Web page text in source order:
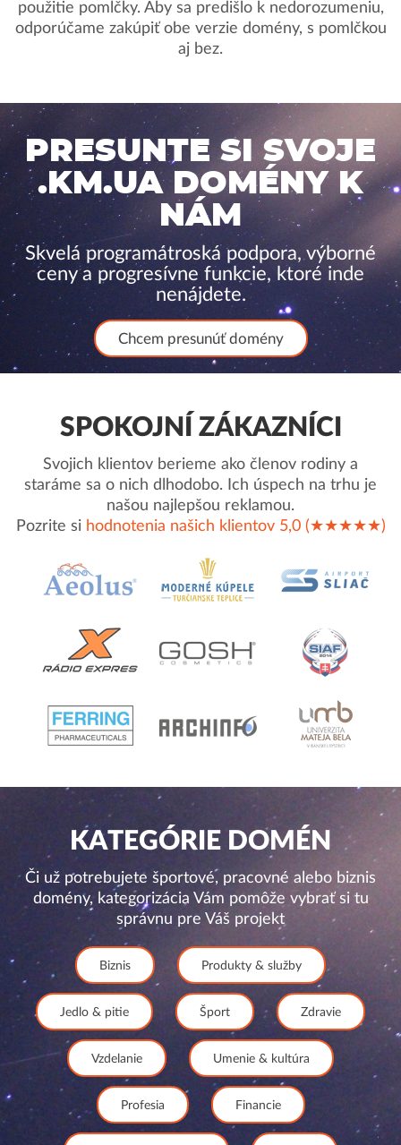
použitie pomlčky. Aby sa predišlo k nedorozumeniu,
odporúčame zakúpiť obe verzie domény, s pomlčkou
aj bez.
PRESUNTE SI SVOJE
.KM.UA DOMÉNY K
NÁM
Skvelá programátroská podpora, výborné
ceny a progresívne funkcie, ktoré inde
nenájdete.
Chcem presunúť domény
SPOKOJNÍ ZÁKAZNÍCI
Svojich klientov berieme ako členov rodiny a
staráme sa o nich dlhodobo. Ich úspech na trhu je
našou najlepšou reklamou.
Pozrite si hodnotenia našich klientov 5,0 (★★★★★)
KATEGÓRIE DOMÉN
Či už potrebujete športové, pracovné alebo biznis
domény, kategorizácia Vám pomôže vybrať si tu
správnu pre Váš projekt
Biznis Produkty & služby
Jedlo & pitie Šport Zdravie
Vzdelanie Umenie & kultúra
Profesia Financie